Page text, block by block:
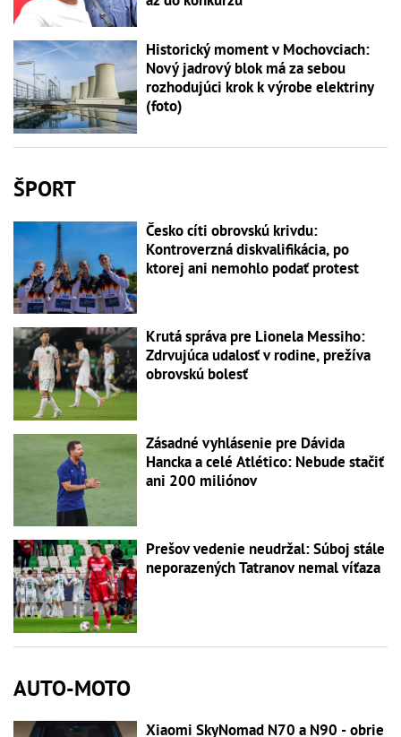
Historický moment v Mochovciach:
Nový jadrový blok má za sebou
rozhodujúci krok k výrobe elektriny
(foto)
ŠPORT
Česko cíti obrovskú krivdu:
Kontroverzná diskvalifikácia, po
ktorej ani nemohlo podať protest
Krutá správa pre Lionela Messiho:
Zdrvujúca udalosť v rodine, prežíva
obrovskú bolesť
Zásadné vyhlásenie pre Dávida
Hancka a celé Atlético: Nebude stačiť
ani 200 miliónov
Prešov vedenie neudržal: Súboj stále
neporazených Tatranov nemal víťaza
AUTO-MOTO
Xiaomi SkyNomad N70 a N90 - obrie